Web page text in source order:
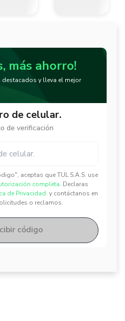
más ahorro!
destacados y lleva el mejor
de celular.
de verificación
aceptas que TUL S.A.S. use
completa. Declaras
de Privacidad. y contáctanos en
o reclamos.
✕
✕
código